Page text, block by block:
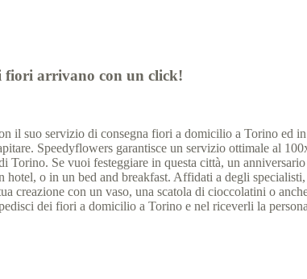
fiori arrivano con un click!
il suo servizio di consegna fiori a domicilio a Torino ed
Speedyflowers garantisce un servizio ottimale al
Torino. Se vuoi festeggiare in questa città, un
hotel, o in un bed and breakfast. Affidati a degli
creazione con un vaso, una scatola di cioccolatini o
dei fiori a domicilio a Torino e nel riceverli la